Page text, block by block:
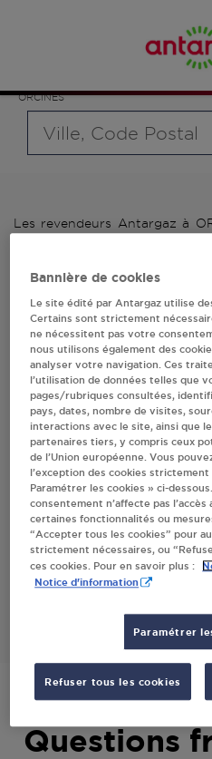
ORCINES
bouteille souhaité et le type
distributeur automatique de
Les revendeurs Antargaz à
Antargaz à ORCINES,
1
à
CARREFOUR EXPRESS
SARL BARAN
LE BOURG
63870ORCINES
Questions
Bannière de cookies
Le site édité par Antargaz utilise
Certains sont strictement
ne nécessitent pas votre
nous utilisons également des
analyser votre navigation. Ces
l’utilisation de données telles que
pages/rubriques consultées,
pays, dates, nombre de visites,
interactions avec le site, ainsi que
partenaires tiers, y compris ceux
de l’Union européenne. Vous
l’exception des cookies
Paramétrer les cookies » ci-
consentement n’affecte pas
certaines fonctionnalités ou
“Accepter tous les cookies” pour
strictement nécessaires, ou
ces cookies. Pour en savoir plus :
Notice d'information
Paramétrer
Refuser tous les cookies